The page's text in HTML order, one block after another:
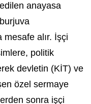
anayasa
alır. İşçi
politik
devletin (KİT) ve
özel sermaye
sonra işçi